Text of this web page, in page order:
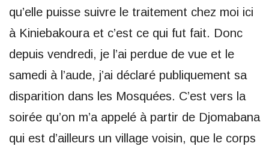
qu’elle puisse suivre le traitement chez moi ici
à Kiniebakoura et c’est ce qui fut fait. Donc
depuis vendredi, je l’ai perdue de vue et le
samedi à l’aude, j’ai déclaré publiquement sa
disparition dans les Mosquées. C’est vers la
soirée qu’on m’a appelé à partir de Djomabana
qui est d’ailleurs un village voisin, que le corps